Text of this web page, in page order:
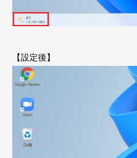
【設定後】